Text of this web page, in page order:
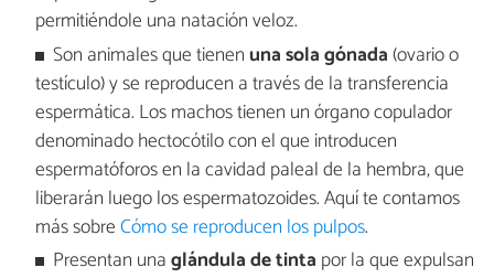
permitiéndole una natación veloz.
Son animales que tienen una sola gónada (ovario o
testículo) y se reproducen a través de la transferencia
espermática. Los machos tienen un órgano copulador
denominado hectocótilo con el que introducen
espermatóforos en la cavidad paleal de la hembra, que
liberarán luego los espermatozoides. Aquí te contamos
más sobreCómo se reproducen los pulpos.
Presentan unaglándula de tinta por la que expulsan